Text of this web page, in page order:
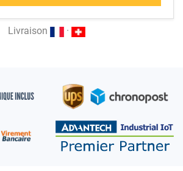
Livraison
·